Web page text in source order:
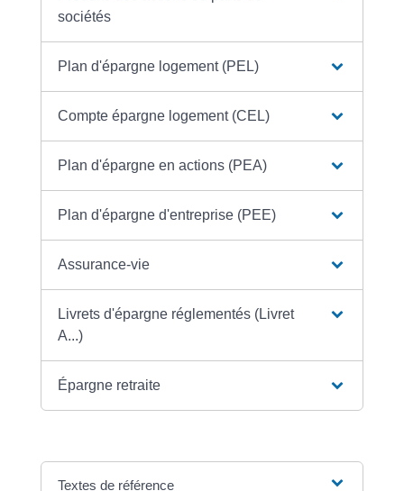
sociétés
Plan d'épargne logement (PEL)
Compte épargne logement (CEL)
Plan d'épargne en actions (PEA)
Plan d'épargne d'entreprise (PEE)
Assurance-vie
Livrets d'épargne réglementés (Livret
A...)
Épargne retraite
Textes de référence